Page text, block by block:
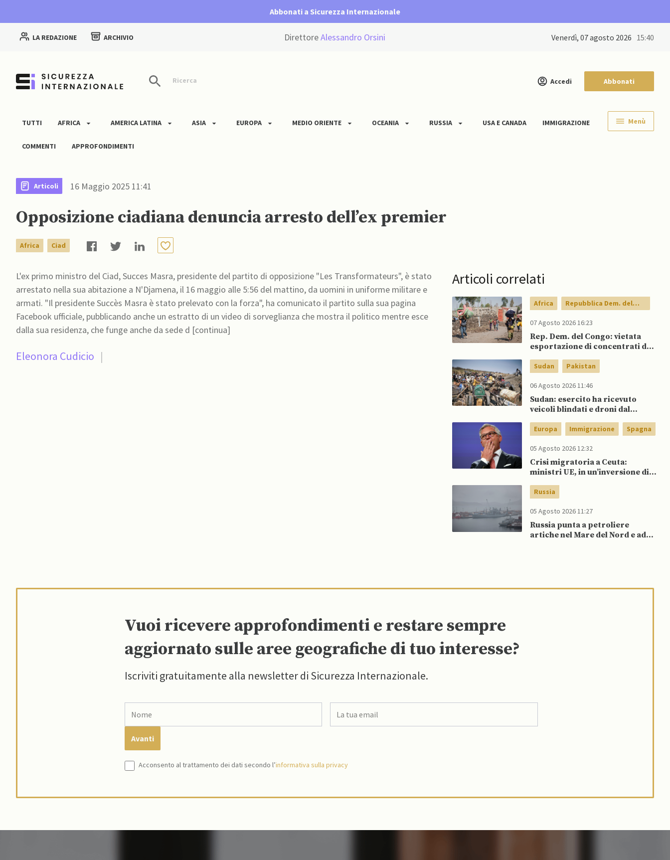
Abbonati a Sicurezza Internazionale
LA REDAZIONE ARCHIVIO DirettoreAlessandro Orsini venerdì, 07 agosto 2026 15:40
Ricerca Accedi Abbonati
TUTTI AFRICA AMERICA LATINA ASIA EUROPA MEDIO ORIENTE OCEANIA RUSSIA USA E CANADA IMMIGRAZIONE
COMMENTI APPROFONDIMENTI
Menù
Articoli 16 Maggio 2025 11:41
Opposizione ciadiana denuncia arresto dell’ex premier
Africa Ciad
L'ex primo ministro del Ciad, Succes Masra, presidente del partito di opposizione "Les Transformateurs", è stato
arrestato nella sua abitazione a N'Djamena, il 16 maggio alle 5:56 del mattino, da uomini in uniforme militare e
armati. "Il presidente Succès Masra è stato prelevato con la forza", ha comunicato il partito sulla sua pagina
Facebook ufficiale, pubblicando anche un estratto di un video di sorveglianza che mostra il politico mentre esce
dalla sua residenza, che funge anche da sede d [continua]
Eleonora Cudicio |
Articoli correlati
Africa
Repubblica Dem. del
Congo
07 Agosto 2026 16:23
Rep. Dem. del Congo: vietata
esportazione di concentrati di
Sudan Pakistan
06 Agosto 2026 11:46
Sudan: esercito ha ricevuto
veicoli blindati e droni dal
Europa Immigrazione Spagna
05 Agosto 2026 12:32
Crisi migratoria a Ceuta:
ministri UE, in un’inversione di
sostegno della Spagna
Russia
05 Agosto 2026 11:27
Russia punta a petroliere
artiche nel Mare del Nord e ad
Vuoi ricevere approfondimenti e restare sempre
aggiornato sulle aree geografiche di tuo interesse?
Iscriviti gratuitamente alla newsletter di Sicurezza Internazionale.
Acconsento al trattamento dei dati secondo l’informativa sulla privacy